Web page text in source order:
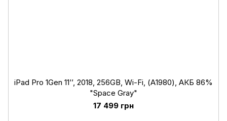
iPad Pro 1Gen 11’’, 2018, 256GB, Wi-Fi, (А1980), АКБ 86%
"Space Gray"
17 499 грн